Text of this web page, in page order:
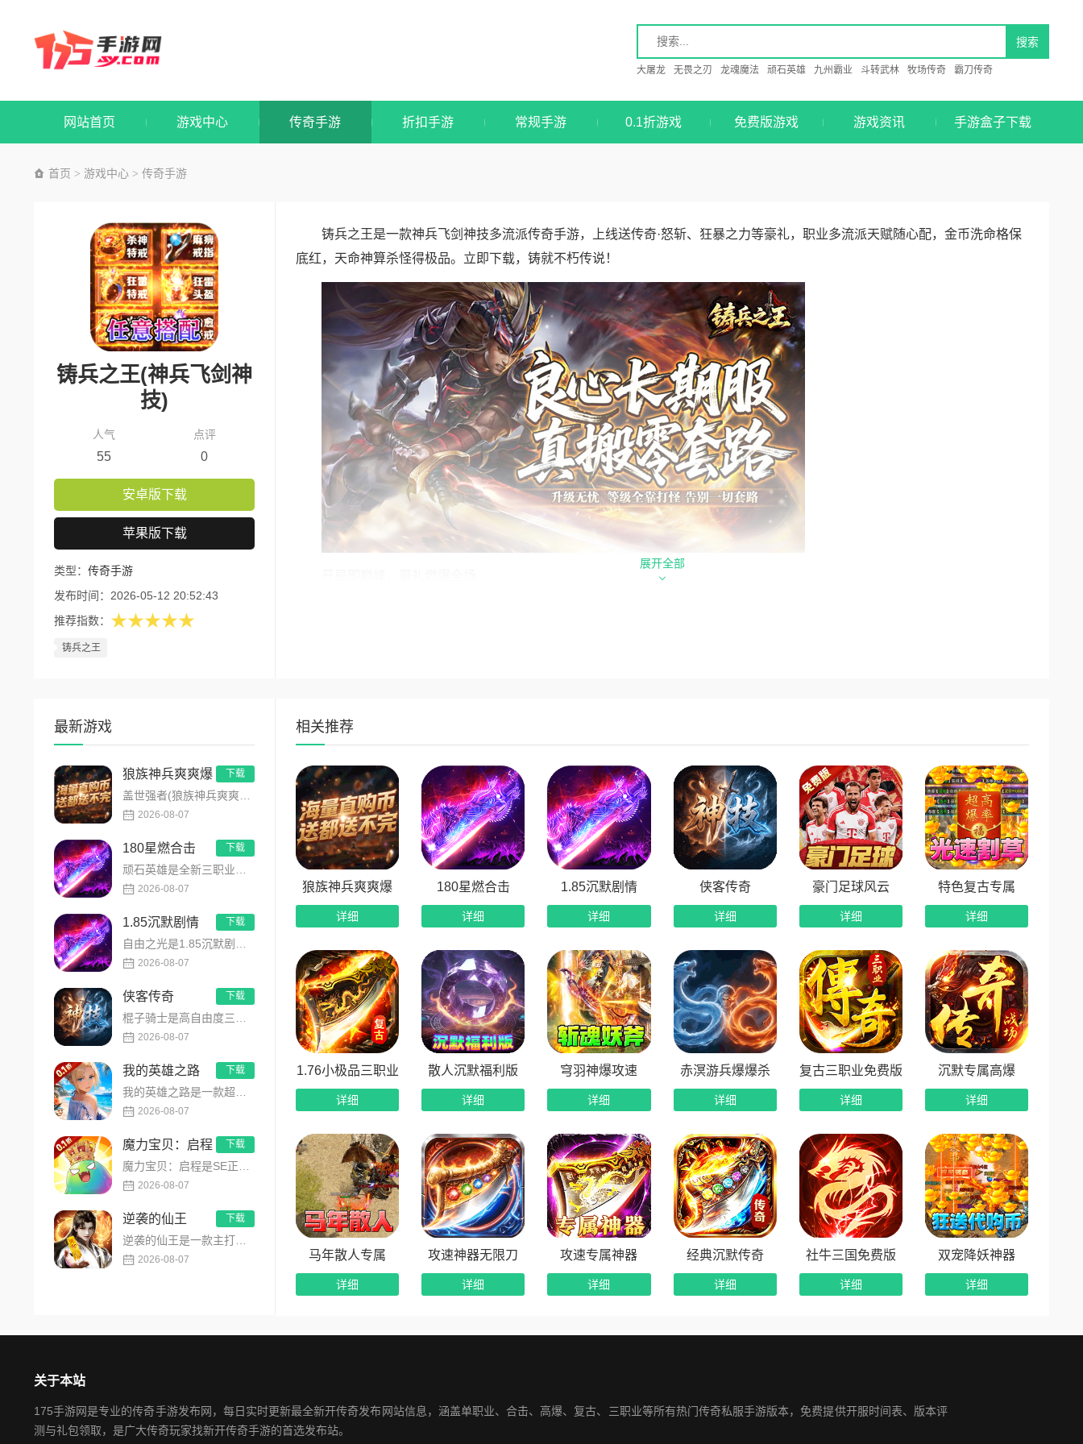
大屠龙 无畏之刃 龙魂魔法 顽石英雄 九州霸业 斗转武林 牧场传奇 霸刀传奇
网站首页 游戏中心 传奇手游 折扣手游 常规手游 0.1折游戏 免费版游戏 游戏资讯 手游盒子下载
首页 > 游戏中心 > 传奇手游
铸兵之王(神兵飞剑神
技)
人气
55
点评
0
安卓版下载
苹果版下载
类型： 传奇手游
发布时间： 2026-05-12 20:52:43
推荐指数： ★★★★★
铸兵之王
铸兵之王是一款神兵飞剑神技多流派传奇手游，上线送传奇·怒斩、狂暴之力等豪礼，职业多流派天赋随心配，金币洗命格保
底红，天命神算杀怪得极品。立即下载，铸就不朽传说！
拒绝千篇一律，打造属于你的战斗风格。游戏内设多种特色职业，每个职业拥有三大进阶流派，自由分配天赋点数，构建独
强职业，只有最懂搭配的铸兵师。你的战斗方式，由你亲自定义！
金币洗命格，保底必出红
还在为天价洗练费用心疼？这里完全不一样！全新“金币洗命格”系统上线，消耗金币即可洗命格，保底机制加持，必出红色极
品命格。再也不用看脸洗练，也不必担心倾家荡产仍一无所获。每一枚金币都花得明明白白，平民玩家也能轻松堆出顶级属性，
告别天价洗练，人人皆可成神！
每日活跃商城，挂机积分两不误
忙里偷闲也能变强，这就是《铸兵之王》的贴心设计。每日活跃商城同步开启，挂机打怪即可累积积分，兑换海量珍稀道
具。无论是上班间隙还是休息时间，角色都在自动成长，真正实现离线变强、上线收割。
天命神算，杀怪每日得极品
运气也是实力的一部分！开启“天命神算”系统，每击杀288个怪物，都有机会触发神秘卦象，直接获得极品属性加成。每日杀
怪即可白嫖顶级属性，让每一次战斗都充满惊喜。
兵器在手，天命在身。这是一场关于铸造、战斗与命运的宏大冒险。神兵飞剑、多流派天赋、金币保底洗练、天命神算……
众多创新玩法汇聚一堂，散人也能轻松称王。快来下载《铸兵之王》，以手中利刃，定天下乾坤！ （AI生成）
展开全部
最新游戏
狼族神兵爽爽爆
盖世强者(狼族神兵爽爽爆)是主打高福利、高爆率、长线挂机的东方玄幻传奇手游！开局即送2亿切割、千万群切、八大...
2026-08-07
下载
180星燃合击
顽石英雄是全新三职业英雄合击传奇手游，无套路无脑上手，全程无硬性消费！永久内置3折充值福利，每日上线领648...
2026-08-07
下载
1.85沉默剧情
自由之光是1.85沉默剧情版单职业传奇手游，主打散人可打可嫖良心玩法！每日免费送328代币，海量礼包全程白嫖...
2026-08-07
下载
侠客传奇
棍子骑士是高自由度三职业侠客传奇手游，主打百种技能自由搭配！解锁海量天赋与被动效果，搭配炫酷粒子技能特效，刷...
2026-08-07
下载
我的英雄之路
我的英雄之路是一款超人气动漫正版改编的0.1折高福利卡牌策略手游，以经典进击主题世界观为核心，高度还原原作剧...
2026-08-07
下载
魔力宝贝：启程
魔力宝贝：启程是SE正版授权放置回合卡牌RPG手游，复刻法兰王国经典剧情与Q版画风！融合离线挂机、自由转职、...
2026-08-07
下载
逆袭的仙王
逆袭的仙王是一款主打沉浸式剧情的东方仙侠多人角色扮演手游，打破传统凡人逆袭的老旧叙事，打造独树一帜的仙王回归...
2026-08-07
下载
相关推荐
狼族神兵爽爽爆
详细
180星燃合击
详细
1.85沉默剧情
详细
侠客传奇
详细
豪门足球风云
详细
特色复古专属
详细
1.76小极品三职业
详细
散人沉默福利版
详细
穹羽神爆攻速
详细
赤溟游兵爆爆杀
详细
复古三职业免费版
详细
沉默专属高爆
详细
马年散人专属
详细
攻速神器无限刀
详细
攻速专属神器
详细
经典沉默传奇
详细
社牛三国免费版
详细
双宠降妖神器
详细
关于本站
175手游网是专业的传奇手游发布网，每日实时更新最全新开传奇发布网站信息，涵盖单职业、合击、高爆、复古、三职业等所有热门传奇私服手游版本，免费提供开服时间表、版本评
测与礼包领取，是广大传奇玩家找新开传奇手游的首选发布站。